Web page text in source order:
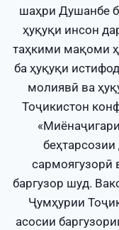
шаҳри Душанбе
ҳуқуқи инсон
таҳкими мақоми
ба ҳуқуқи
молиявӣ ва
Тоҷикистон
беҳтарсозии
сармоягузорӣ
баргузор шуд.
Ҷумҳурии
асосии